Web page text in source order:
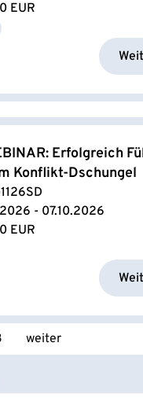
EUR
Erfolgreich
Konflikt-Dschungel
- 07.10.2026
EUR
weiter